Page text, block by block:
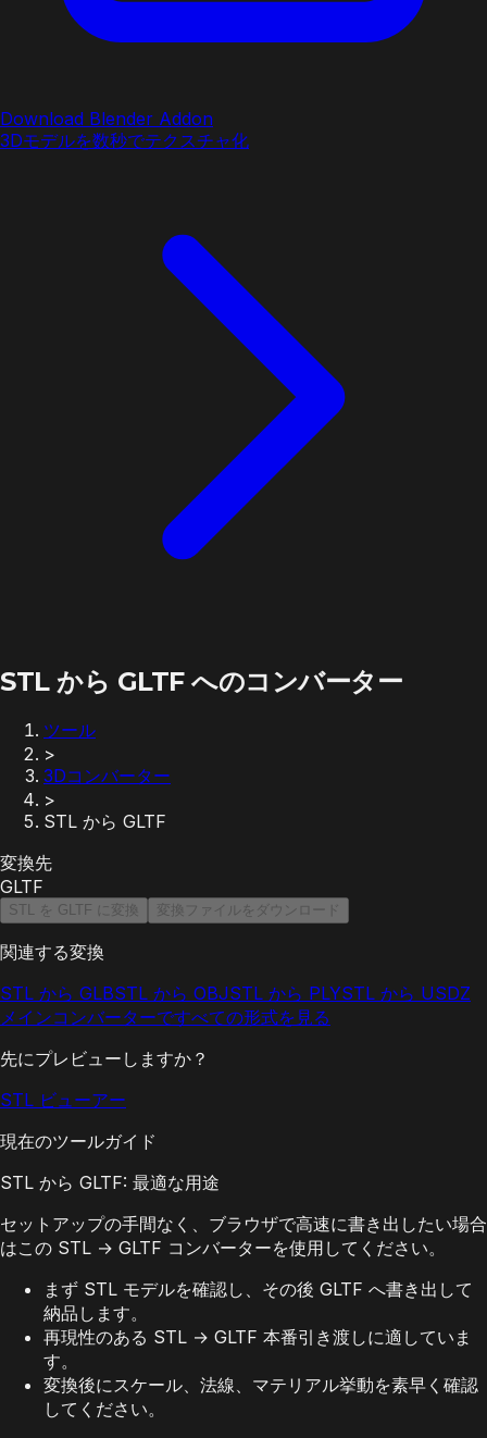
Download Blender Addon
3Dモデルを数秒でテクスチャ化
STL から GLTF へのコンバーター
ツール
>
3Dコンバーター
>
STL から GLTF
変換先
GLTF
STL を GLTF に変換 変換ファイルをダウンロード
関連する変換
STL から GLBSTL から OBJSTL から PLYSTL から USDZ
メインコンバーターですべての形式を見る
先にプレビューしますか？
STL ビューアー
現在のツールガイド
STL から GLTF: 最適な用途
セットアップの手間なく、ブラウザで高速に書き出したい場合
はこの STL → GLTF コンバーターを使用してください。
まず STL モデルを確認し、その後 GLTF へ書き出して
納品します。
再現性のある STL → GLTF 本番引き渡しに適していま
す。
変換後にスケール、法線、マテリアル挙動を素早く確認
してください。